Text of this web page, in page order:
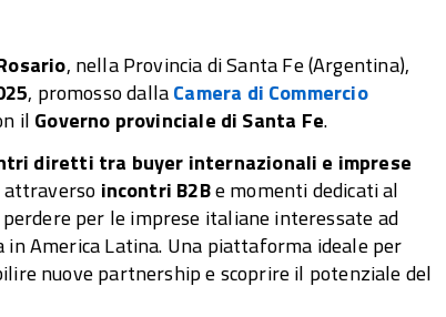
, nella Provincia di Santa Fe (Argentina),
, promosso dallaCamera di Commercio
il Governo provinciale di Santa Fe.
diretti tra buyer internazionali e imprese
incontri B2Be momenti dedicati al
per le imprese italiane interessate ad
America Latina. Una piattaforma ideale per
nuove partnership e scoprire il potenziale del